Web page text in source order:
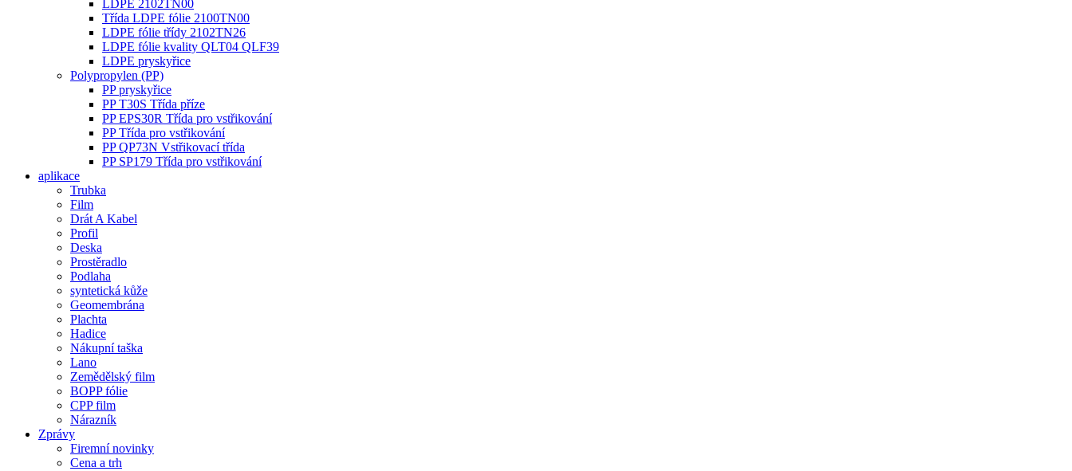
LDPE 2102TN00
Třída LDPE fólie 2100TN00
LDPE fólie třídy 2102TN26
LDPE fólie kvality QLT04 QLF39
LDPE pryskyřice
Polypropylen (PP)
PP pryskyřice
PP T30S Třída příze
PP EPS30R Třída pro vstřikování
PP Třída pro vstřikování
PP QP73N Vstřikovací třída
PP SP179 Třída pro vstřikování
aplikace
Trubka
Film
Drát A Kabel
Profil
Deska
Prostěradlo
Podlaha
syntetická kůže
Geomembrána
Plachta
Hadice
Nákupní taška
Lano
Zemědělský film
BOPP fólie
CPP film
Nárazník
Zprávy
Firemní novinky
Cena a trh